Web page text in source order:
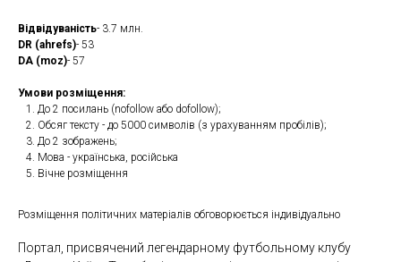
Відвідуваність- 3.7 млн.
DR (ahrefs)- 53
DA (moz)- 57
Умови розміщення:
До 2 посилань (nofollow або dofollow);
Обсяг тексту - до 5000 символів (з урахуванням пробілів);
До 2 зображень;
Мова - українська, російська
Вічне розміщення
Розміщення політичних матеріалів обговорюється індивідуально
Портал, присвячений легендарному футбольному клубу